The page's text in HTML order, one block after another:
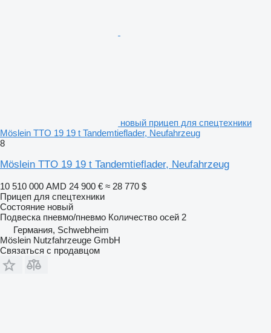
новый прицеп для спецтехники
Möslein TTO 19 19 t Tandemtieflader, Neufahrzeug
8
Möslein TTO 19 19 t Tandemtieflader, Neufahrzeug
10 510 000 AMD 24 900 € ≈ 28 770 $
Прицеп для спецтехники
Состояние новый
Подвеска пневмо/пневмо Количество осей 2
Германия, Schwebheim
Möslein Nutzfahrzeuge GmbH
Связаться с продавцом